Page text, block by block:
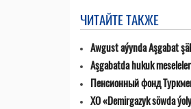
ЧИТАЙТЕ ТАКЖЕ
Awgust aýynda Aşgabat
Aşgabatda hukuk
Пенсионный фонд
ХО «Demirgazyk söwda